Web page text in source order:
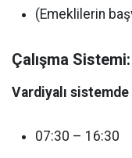
(Emeklilerin
Çalışma Sistemi:
Vardiyalı sistemde
07:30 – 16:30